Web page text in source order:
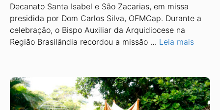
Decanato Santa Isabel e São Zacarias, em missa
presidida por Dom Carlos Silva, OFMCap. Durante a
celebração, o Bispo Auxiliar da Arqui­diocese na
Região Brasilândia recordou a missão … Leia mais